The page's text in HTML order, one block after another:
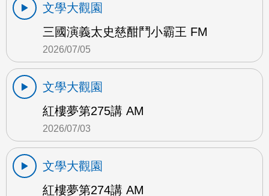
文學大觀園
三國演義太史慈酣鬥小霸王 FM
2026/07/05
文學大觀園
紅樓夢第275講 AM
2026/07/03
文學大觀園
紅樓夢第274講 AM